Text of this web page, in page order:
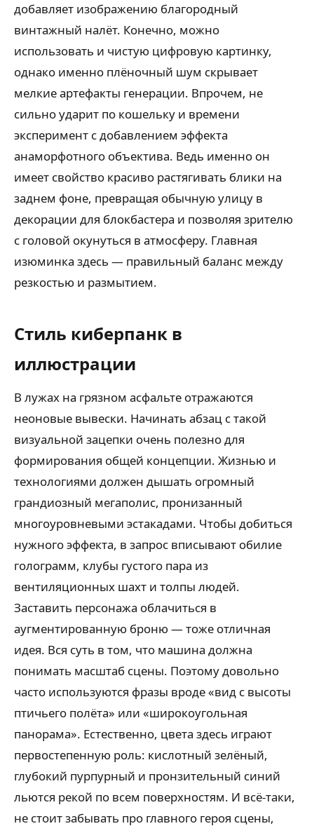
добавляет изображению благородный
винтажный налёт. Конечно, можно
использовать и чистую цифровую картинку,
однако именно плёночный шум скрывает
мелкие артефакты генерации. Впрочем, не
сильно ударит по кошельку и времени
эксперимент с добавлением эффекта
анаморфотного объектива. Ведь именно он
имеет свойство красиво растягивать блики на
заднем фоне, превращая обычную улицу в
декорации для блокбастера и позволяя зрителю
с головой окунуться в атмосферу. Главная
изюминка здесь — правильный баланс между
резкостью и размытием.
Стиль киберпанк в
иллюстрации
В лужах на грязном асфальте отражаются
неоновые вывески. Начинать абзац с такой
визуальной зацепки очень полезно для
формирования общей концепции. Жизнью и
технологиями должен дышать огромный
грандиозный мегаполис, пронизанный
многоуровневыми эстакадами. Чтобы добиться
нужного эффекта, в запрос вписывают обилие
голограмм, клубы густого пара из
вентиляционных шахт и толпы людей.
Заставить персонажа облачиться в
аугментированную броню — тоже отличная
идея. Вся суть в том, что машина должна
понимать масштаб сцены. Поэтому довольно
часто используются фразы вроде «вид с высоты
птичьего полёта» или «широкоугольная
панорама». Естественно, цвета здесь играют
первостепенную роль: кислотный зелёный,
глубокий пурпурный и пронзительный синий
льются рекой по всем поверхностям. И всё-таки,
не стоит забывать про главного героя сцены,